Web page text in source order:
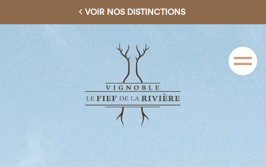
VOIR NOS DISTINCTIONS
Menu